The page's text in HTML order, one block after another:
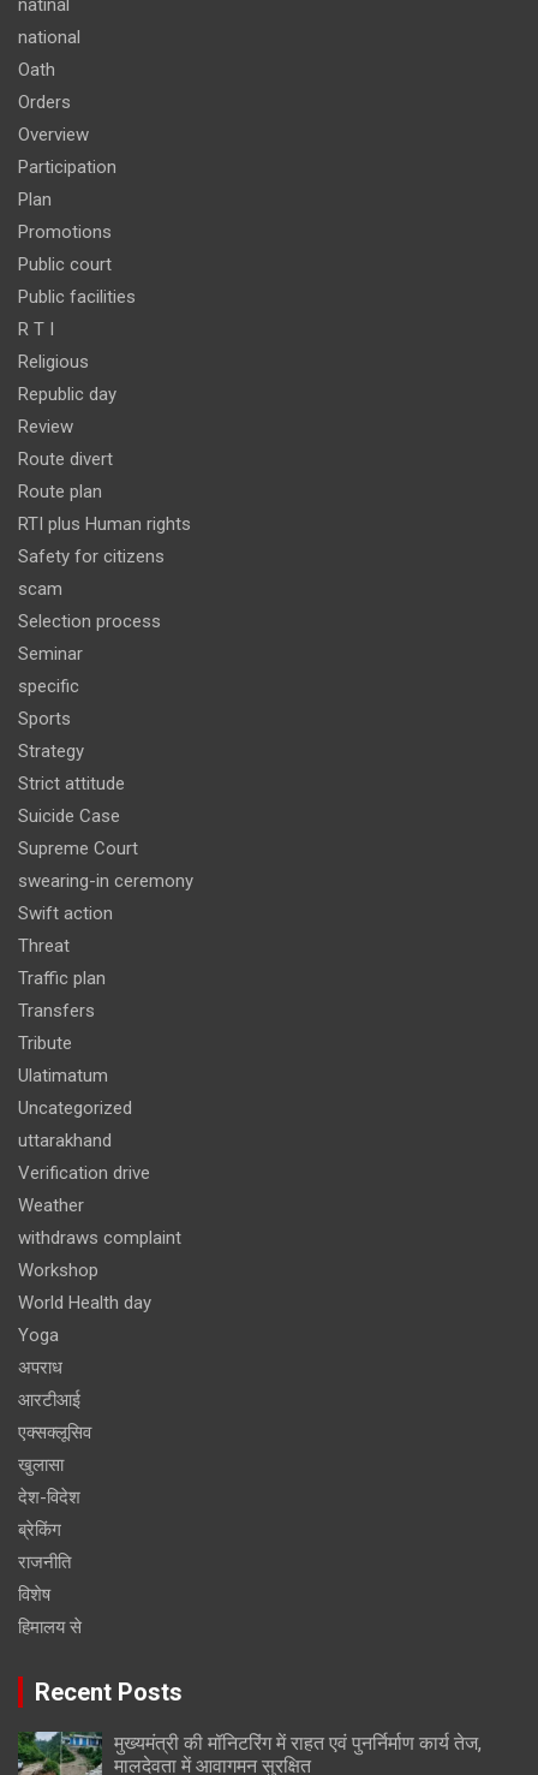
natinal
national
Oath
Orders
Overview
Participation
Plan
Promotions
Public court
Public facilities
R T I
Religious
Republic day
Review
Route divert
Route plan
RTI plus Human rights
Safety for citizens
scam
Selection process
Seminar
specific
Sports
Strategy
Strict attitude
Suicide Case
Supreme Court
swearing-in ceremony
Swift action
Threat
Traffic plan
Transfers
Tribute
Ulatimatum
Uncategorized
uttarakhand
Verification drive
Weather
withdraws complaint
Workshop
World Health day
Yoga
अपराध
आरटीआई
एक्सक्लूसिव
खुलासा
देश-विदेश
ब्रेकिंग
राजनीति
विशेष
हिमालय से
Recent Posts
मुख्यमंत्री की मॉनिटरिंग में राहत एवं पुनर्निर्माण कार्य तेज,
मालदेवता में आवागमन सुरक्षित